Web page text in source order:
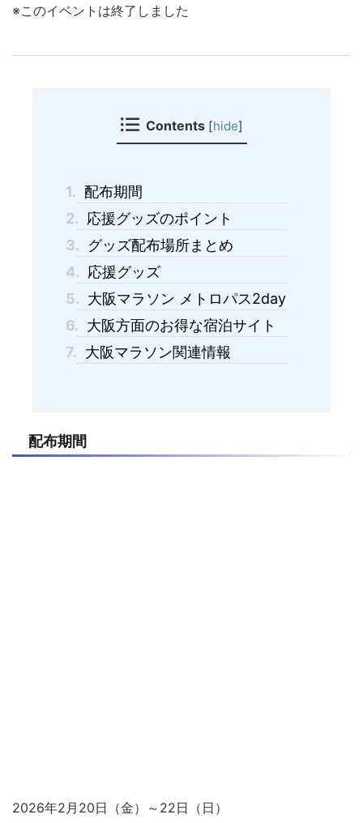
※このイベントは終了しました
Contents [hide]
1. 配布期間
2. 応援グッズのポイント
3.
グッズ配布場所まとめ
4. 応援グッズ
5. 大阪マラソン メトロパス2day
6. 大阪方面のお得な宿泊サイト
7. 大阪マラソン関連情報
配布期間
2026年2月20日（金）～22日（日）